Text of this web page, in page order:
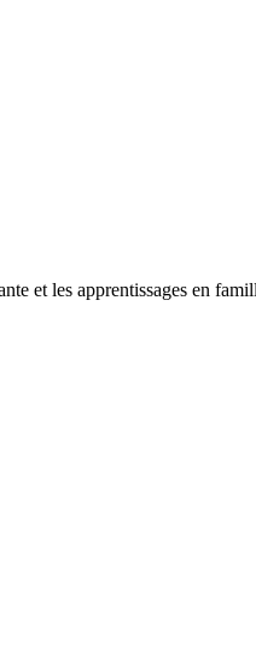
et les apprentissages en